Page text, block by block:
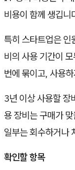
비용이 함께 생깁니
특히 스타트업은
비의 사용 기간이
번에 묶이고, 사용
3년 이상 사용할 장
용 장비는 구매가
일부는 회수하거나
확인할 항목